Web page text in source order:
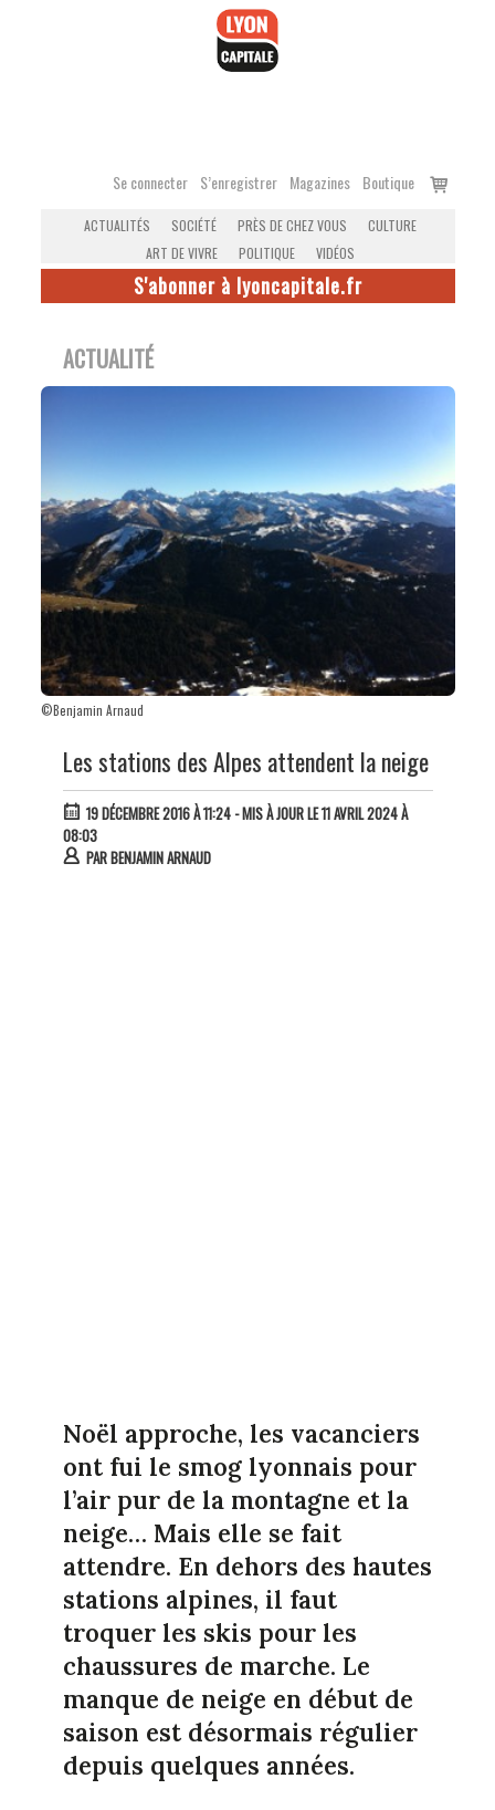
Se connecter S’enregistrer Magazines Boutique
Voir
ACTUALITÉS SOCIÉTÉ PRÈS DE CHEZ VOUS
CULTURE
ART DE VIVRE
POLITIQUE VIDÉOS
S'abonner à lyoncapitale.fr
ACTUALITÉ
©Benjamin Arnaud
Les stations des Alpes attendent la neige
19 DÉCEMBRE 2016 À 11:24- MIS À JOUR LE 11 AVRIL 2024 À
08:03
PARBENJAMIN ARNAUD
Noël approche, les vacanciers
ont fui le smog lyonnais pour
l’air pur de la montagne et la
neige… Mais elle se fait
attendre. En dehors des hautes
stations alpines, il faut
troquer les skis pour les
chaussures de marche. Le
manque de neige en début de
saison est désormais régulier
depuis quelques années.